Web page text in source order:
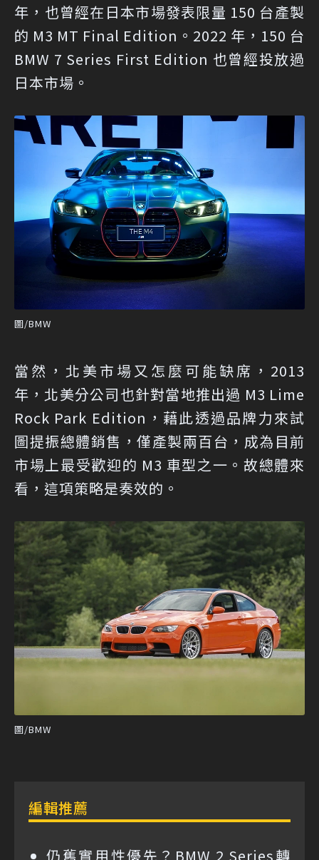
年，也曾經在日本市場發表限量 150 台產製
的 M3 MT Final Edition。2022 年，150 台
BMW 7 Series First Edition 也曾經投放過
日本市場。
圖/BMW
當然，北美市場又怎麼可能缺席，2013
年，北美分公司也針對當地推出過 M3 Lime
Rock Park Edition，藉此透過品牌力來試
圖提振總體銷售，僅產製兩百台，成為目前
市場上最受歡迎的 M3 車型之一。故總體來
看，這項策略是奏效的。
圖/BMW
編輯推薦
仍舊實用性優先？BMW 2 Series轉